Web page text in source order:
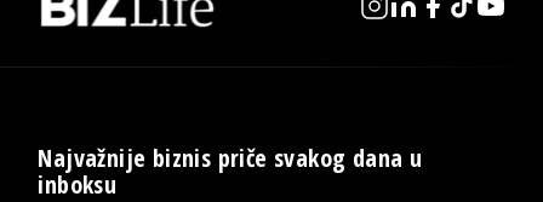
Najvažnije biznis priče svakog dana u
inboksu